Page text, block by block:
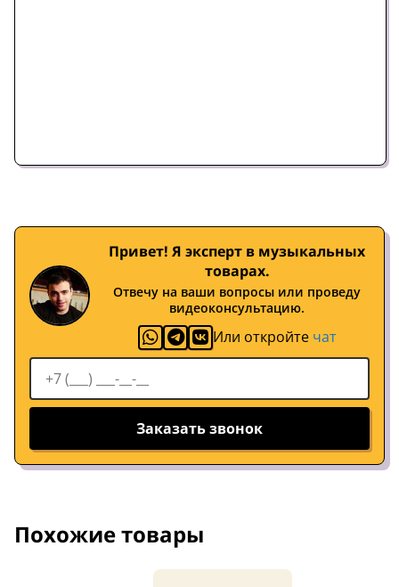
Привет! Я эксперт в музыкальных
товарах.
Отвечу на ваши вопросы или проведу
видеоконсультацию.
Или откройте чат
Заказать звонок
Похожие товары